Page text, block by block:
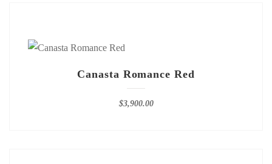
Canasta Romance Red
$3,900.00